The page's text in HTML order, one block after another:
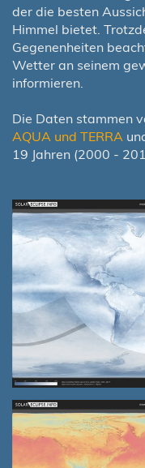
der die besten
Himmel bietet.
Gegenenheiten
Wetter an seinem
informieren.
Die Daten stammen
AQUA und TERRA
19 Jahren (2000 -